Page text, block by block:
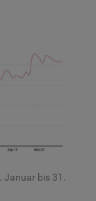
bis 31.